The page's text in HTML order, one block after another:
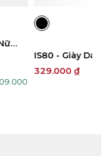
- Sandal Đế Xuồng
₫
Tiết kiệm 130.000